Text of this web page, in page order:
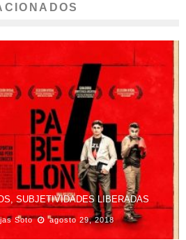
SUBJETIVIDADES LIBERADAS
Soto agosto 29, 2018